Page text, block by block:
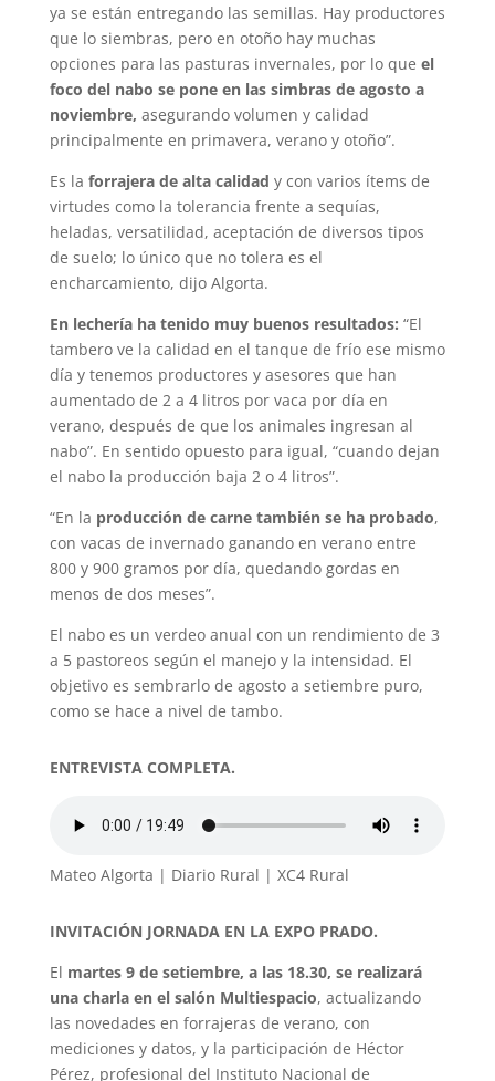
ya se están entregando las semillas. Hay productores
que lo siembras, pero en otoño hay muchas
opciones para las pasturas invernales, por lo que el
foco del nabo se pone en las simbras de agosto a
noviembre, asegurando volumen y calidad
principalmente en primavera, verano y otoño”.
Es la forrajera de alta calidad y con varios ítems de
virtudes como la tolerancia frente a sequías,
heladas, versatilidad, aceptación de diversos tipos
de suelo; lo único que no tolera es el
encharcamiento, dijo Algorta.
En lechería ha tenido muy buenos resultados: “El
tambero ve la calidad en el tanque de frío ese mismo
día y tenemos productores y asesores que han
aumentado de 2 a 4 litros por vaca por día en
verano, después de que los animales ingresan al
nabo”. En sentido opuesto para igual, “cuando dejan
el nabo la producción baja 2 o 4 litros”.
“En la producción de carne también se ha probado,
con vacas de invernado ganando en verano entre
800 y 900 gramos por día, quedando gordas en
menos de dos meses”.
El nabo es un verdeo anual con un rendimiento de 3
a 5 pastoreos según el manejo y la intensidad. El
objetivo es sembrarlo de agosto a setiembre puro,
como se hace a nivel de tambo.
ENTREVISTA COMPLETA.
Mateo Algorta | Diario Rural | XC4 Rural
INVITACIÓN JORNADA EN LA EXPO PRADO.
El martes 9 de setiembre, a las 18.30, se realizará
una charla en el salón Multiespacio, actualizando
las novedades en forrajeras de verano, con
mediciones y datos, y la participación de Héctor
Pérez, profesional del Instituto Nacional de